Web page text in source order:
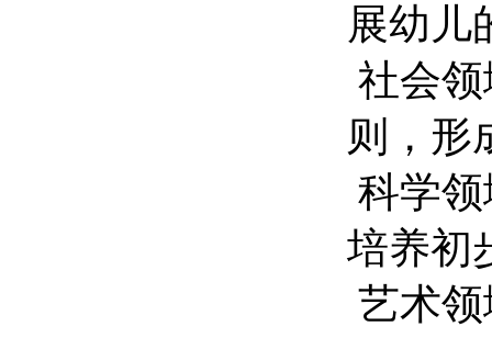
展幼儿
社会
则，形
科学
培养初
艺术